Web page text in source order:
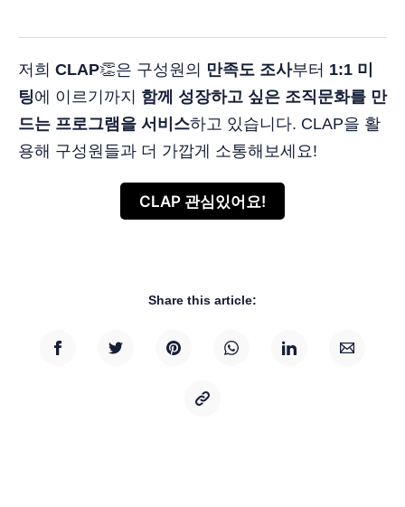
저희 CLAP👏은 구성원의 만족도 조사부터 1:1 미
팅에 이르기까지 함께 성장하고 싶은 조직문화를 만
드는 프로그램을 서비스하고 있습니다. CLAP을 활
용해 구성원들과 더 가깝게 소통해보세요!
CLAP 관심있어요!
Share this article: